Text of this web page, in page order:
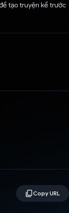
tạo truyện kể trước